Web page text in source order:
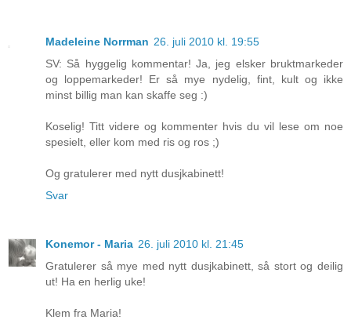
Madeleine Norrman 26. juli 2010 kl. 19:55
SV: Så hyggelig kommentar! Ja, jeg elsker bruktmarkeder
og loppemarkeder! Er så mye nydelig, fint, kult og ikke
minst billig man kan skaffe seg :)
Koselig! Titt videre og kommenter hvis du vil lese om noe
spesielt, eller kom med ris og ros ;)
Og gratulerer med nytt dusjkabinett!
Svar
Konemor - Maria 26. juli 2010 kl. 21:45
Gratulerer så mye med nytt dusjkabinett, så stort og deilig
ut! Ha en herlig uke!
Klem fra Maria!